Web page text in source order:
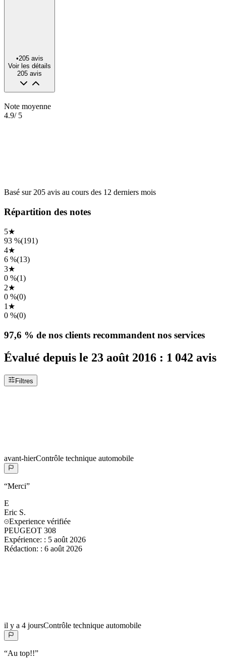
•205 avis
Voir les détails
205 avis
Note moyenne
4.9/ 5
Basé sur 205 avis au cours des 12 derniers mois
Répartition des notes
5★
93 %(191)
4★
6 %(13)
3★
0 %(1)
2★
0 %(0)
1 ★
0 %(0)
97,6 % de nos clients recommandent nos services
Évalué depuis le 23 août 2016 : 1 042 avis
Filtres
avant-hierContrôle technique automobile
“Merci”
E
Eric S.
Experience vérifiée
PEUGEOT 308
Expérience: : 5 août 2026
Rédaction: : 6 août 2026
il y a 4 joursContrôle technique automobile
“Au top!!”